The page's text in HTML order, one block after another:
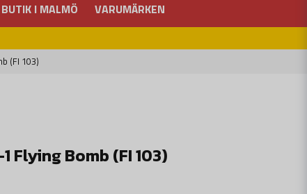
I MALMÖ
VARUMÄRKEN
(FI 103)
Flying Bomb (FI 103)